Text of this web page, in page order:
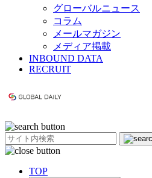
グローバルニュース
コラム
メールマガジン
メディア掲載
INBOUND DATA
RECRUIT
TOP